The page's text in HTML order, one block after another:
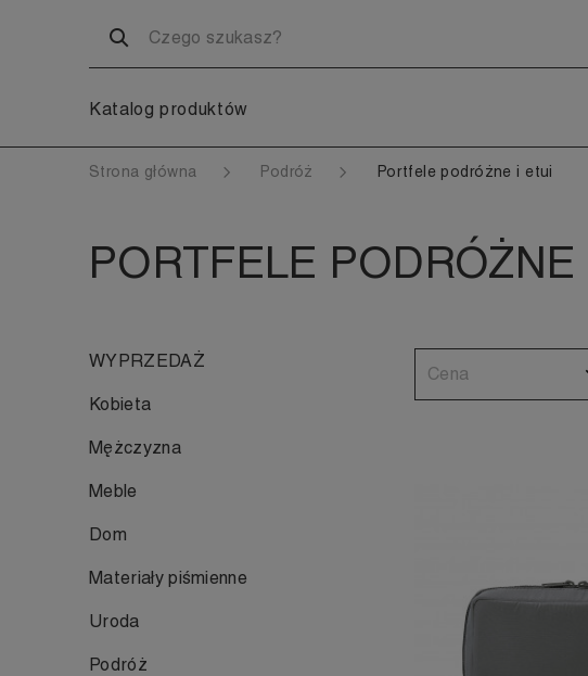
Katalog produktów
Strona główna Podróż Portfele podróżne i etui
PORTFELE PODRÓŻNE
WYPRZEDAŻ
Kobieta
Mężczyzna
Meble
Dom
Materiały piśmienne
Uroda
Podróż
Cena